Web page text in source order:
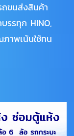
ถขนส่งสินค้า
รรทุก HINO,
าพเน้นใช้ทน